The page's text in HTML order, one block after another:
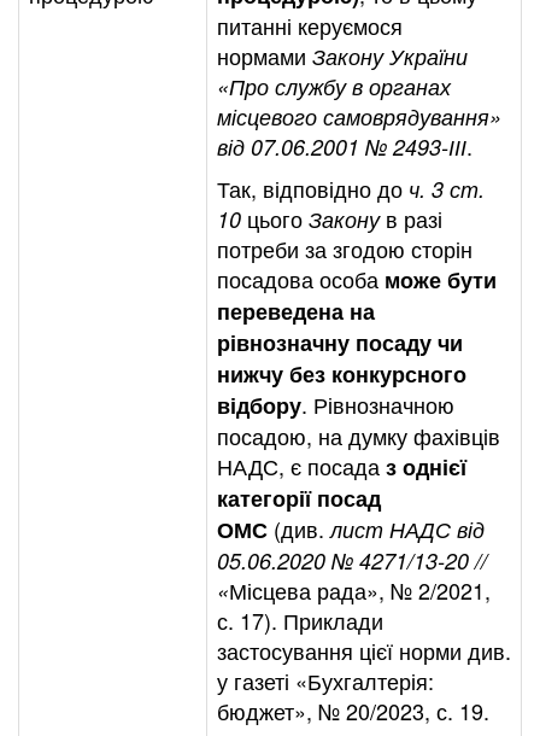
питанні керуємося
нормами Закону України
«Про службу в органах
місцевого самоврядування»
від 07.06.2001 № 2493-ІІІ.
Так, відповідно до ч. 3 ст.
10 цього Закону в разі
потреби за згодою сторін
посадова особа може бути
переведена на
рівнозначну посадучи
нижчу без конкурсного
відбору. Рівнозначною
посадою, на думку фахівців
НАДС, є посадаз однієї
категорії посад
ОМС (див.лист НАДС від
05.06.2020 № 4271/13-20 //
«Місцева рада», № 2/2021,
с. 17). Приклади
застосування цієї норми див.
у газеті «Бухгалтерія:
бюджет», № 20/2023, с. 19.